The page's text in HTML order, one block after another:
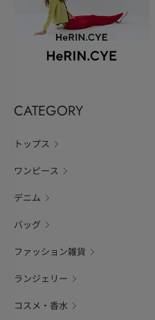
CATEGORY
トップス
ワンピース
デニム
バッグ
ファッション雑貨
ランジェリー
コスメ・香水